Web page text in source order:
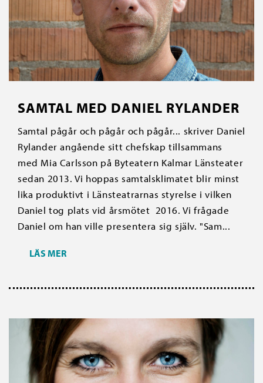
SAMTAL MED DANIEL RYLANDER
Samtal pågår och pågår och pågår... skriver Daniel
Rylander angående sitt chefskap tillsammans
med Mia Carlsson på Byteatern Kalmar Länsteater
sedan 2013. Vi hoppas samtalsklimatet blir minst
lika produktivt i Länsteatrarnas styrelse i vilken
Daniel tog plats vid årsmötet 2016. Vi frågade
Daniel om han ville presentera sig själv. "Sam...
LÄS MER